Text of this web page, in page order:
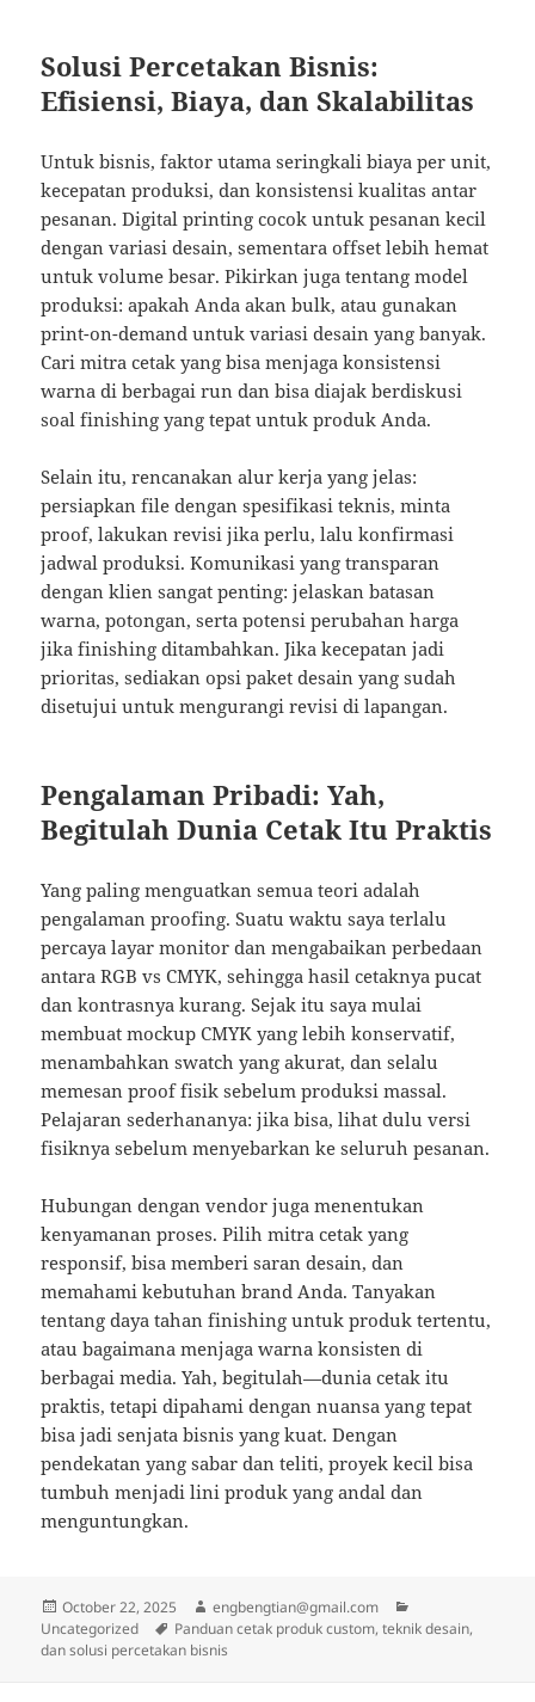
Solusi Percetakan Bisnis:
Efisiensi, Biaya, dan Skalabilitas
Untuk bisnis, faktor utama seringkali biaya per unit,
kecepatan produksi, dan konsistensi kualitas antar
pesanan. Digital printing cocok untuk pesanan kecil
dengan variasi desain, sementara offset lebih hemat
untuk volume besar. Pikirkan juga tentang model
produksi: apakah Anda akan bulk, atau gunakan
print-on-demand untuk variasi desain yang banyak.
Cari mitra cetak yang bisa menjaga konsistensi
warna di berbagai run dan bisa diajak berdiskusi
soal finishing yang tepat untuk produk Anda.
Selain itu, rencanakan alur kerja yang jelas:
persiapkan file dengan spesifikasi teknis, minta
proof, lakukan revisi jika perlu, lalu konfirmasi
jadwal produksi. Komunikasi yang transparan
dengan klien sangat penting: jelaskan batasan
warna, potongan, serta potensi perubahan harga
jika finishing ditambahkan. Jika kecepatan jadi
prioritas, sediakan opsi paket desain yang sudah
disetujui untuk mengurangi revisi di lapangan.
Pengalaman Pribadi: Yah,
Begitulah Dunia Cetak Itu Praktis
Yang paling menguatkan semua teori adalah
pengalaman proofing. Suatu waktu saya terlalu
percaya layar monitor dan mengabaikan perbedaan
antara RGB vs CMYK, sehingga hasil cetaknya pucat
dan kontrasnya kurang. Sejak itu saya mulai
membuat mockup CMYK yang lebih konservatif,
menambahkan swatch yang akurat, dan selalu
memesan proof fisik sebelum produksi massal.
Pelajaran sederhananya: jika bisa, lihat dulu versi
fisiknya sebelum menyebarkan ke seluruh pesanan.
Hubungan dengan vendor juga menentukan
kenyamanan proses. Pilih mitra cetak yang
responsif, bisa memberi saran desain, dan
memahami kebutuhan brand Anda. Tanyakan
tentang daya tahan finishing untuk produk tertentu,
atau bagaimana menjaga warna konsisten di
berbagai media. Yah, begitulah—dunia cetak itu
praktis, tetapi dipahami dengan nuansa yang tepat
bisa jadi senjata bisnis yang kuat. Dengan
pendekatan yang sabar dan teliti, proyek kecil bisa
tumbuh menjadi lini produk yang andal dan
menguntungkan.
Posted
on
October 22, 2025 Author
engbengtian@gmail.com
Uncategorized
Tags
Panduan cetak produk custom, teknik desain,
dan solusi percetakan bisnis